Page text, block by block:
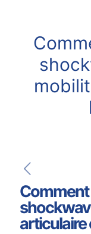
Comment
articulaire